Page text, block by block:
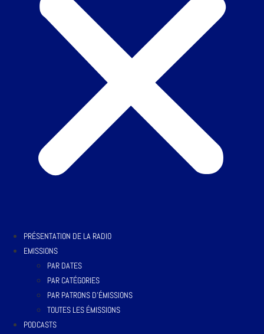
PRÉSENTATION DE LA RADIO
EMISSIONS
PAR DATES
PAR CATÉGORIES
PAR PATRONS D’ÉMISSIONS
TOUTES LES ÉMISSIONS
PODCASTS